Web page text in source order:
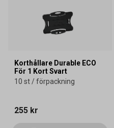
Korthållare Durable ECO
För 1 Kort Svart
10 st / förpackning
255 kr